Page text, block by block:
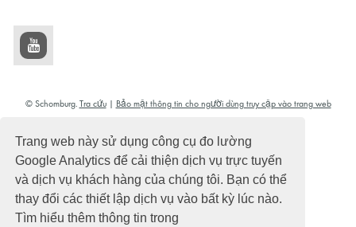
Trang web này sử dụng công cụ đo lường
Google Analytics để cải thiện dịch vụ trực tuyến
và dịch vụ khách hàng của chúng tôi. Bạn có thể
thay đổi các thiết lập dịch vụ vào bất kỳ lúc nào.
Tìm hiểu thêm thông tin trong
© Schomburg. Tra cứu| Bảo mật thông tin cho người dùng truy cập vào trang web